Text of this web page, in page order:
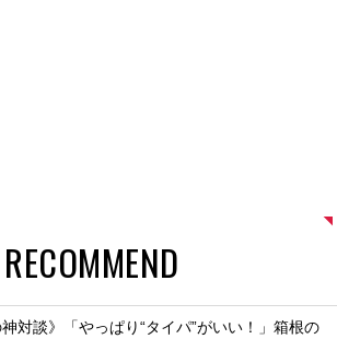
RECOMMEND
神対談》「やっぱり“タイパ”がいい！」箱根の